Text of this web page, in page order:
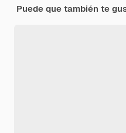
Puede que también te